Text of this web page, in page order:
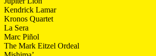
Kendrick Lamar
Kronos Quartet
La Sera
Marc Piñol
The Mark Eitzel Ordeal